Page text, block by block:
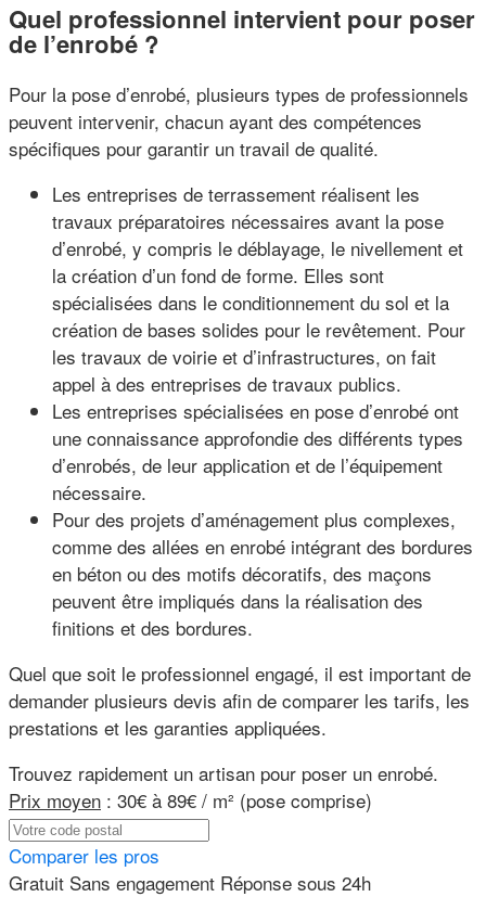
Quel professionnel intervient pour poser
de l’enrobé ?
Pour la pose d’enrobé, plusieurs types de professionnels
peuvent intervenir, chacun ayant des compétences
spécifiques pour garantir un travail de qualité.
Les entreprises de terrassement réalisent les
travaux préparatoires nécessaires avant la pose
d’enrobé, y compris le déblayage, le nivellement et
la création d’un fond de forme. Elles sont
spécialisées dans le conditionnement du sol et la
création de bases solides pour le revêtement. Pour
les travaux de voirie et d’infrastructures, on fait
appel à des entreprises de travaux publics.
Les entreprises spécialisées en pose d’enrobé ont
une connaissance approfondie des différents types
d’enrobés, de leur application et de l’équipement
nécessaire.
Pour des projets d’aménagement plus complexes,
comme des allées en enrobé intégrant des bordures
en béton ou des motifs décoratifs, des maçons
peuvent être impliqués dans la réalisation des
finitions et des bordures.
Quel que soit le professionnel engagé, il est important de
demander plusieurs devis afin de comparer les tarifs, les
prestations et les garanties appliquées.
Trouvez rapidement un artisan pour poser un enrobé.
Prix moyen : 30€ à 89€ / m² (pose comprise)
Comparer les pros
Gratuit Sans engagement Réponse sous 24h